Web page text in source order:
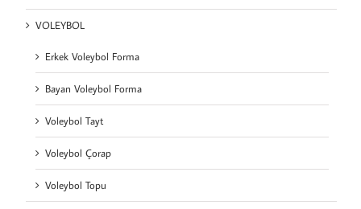
VOLEYBOL
Erkek Voleybol Forma
Bayan Voleybol Forma
Voleybol Tayt
Voleybol Çorap
Voleybol Topu